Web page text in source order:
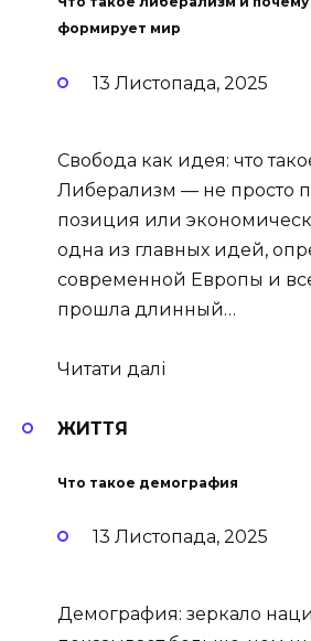
формирует мир
13 Листопада, 2025
Свобода как идея: что
Либерализм — не просто
позиция или
одна из главных идей,
современной Европы и
прошла длинный…
Читати далі
ЖИТТЯ
Что такое демография
13 Листопада, 2025
Демография: зеркало